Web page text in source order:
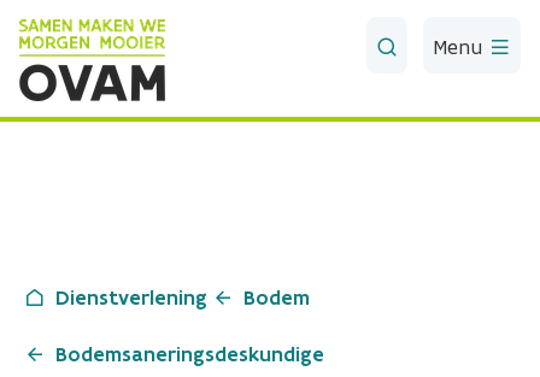
Skip to Main Content
Menu
Dienstverlening Bodem
Bodemsaneringsdeskundige